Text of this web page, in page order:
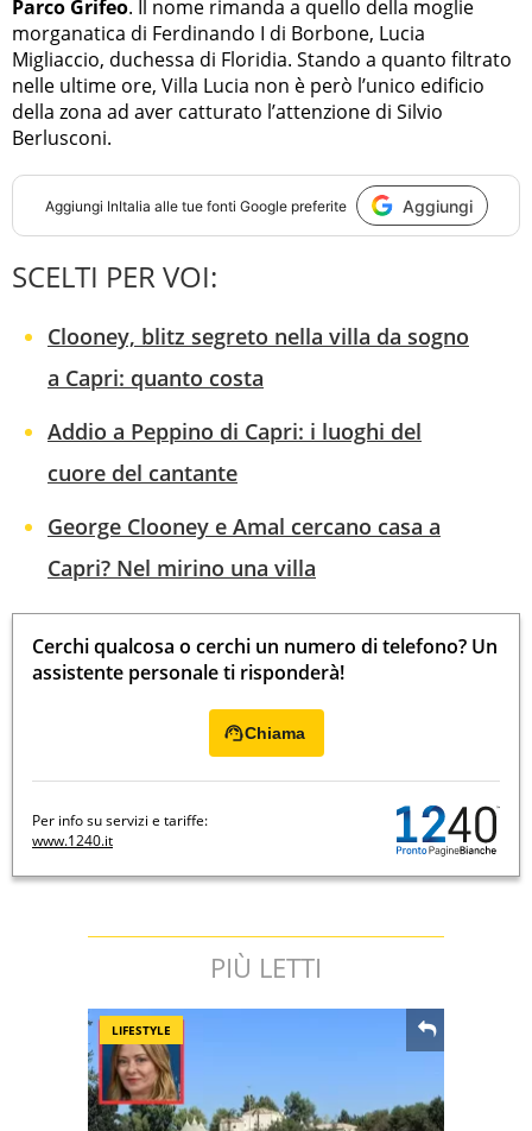
Parco Grifeo. Il nome rimanda a quello della moglie
morganatica di Ferdinando I di Borbone, Lucia
Migliaccio, duchessa di Floridia. Stando a quanto filtrato
nelle ultime ore, Villa Lucia non è però l’unico edificio
della zona ad aver catturato l’attenzione di Silvio
Berlusconi.
Aggiungi InItalia alle tue fonti Google preferite Aggiungi
SCELTI PER VOI:
Clooney, blitz segreto nella villa da sogno
a Capri: quanto costa
Addio a Peppino di Capri: i luoghi del
cuore del cantante
George Clooney e Amal cercano casa a
Capri? Nel mirino una villa
Cerchi qualcosa o cerchi un numero di telefono? Un
assistente personale ti risponderà!
Chiama
Per info su servizi e tariffe:
www.1240.it
PIÙ LETTI
LIFESTYLE